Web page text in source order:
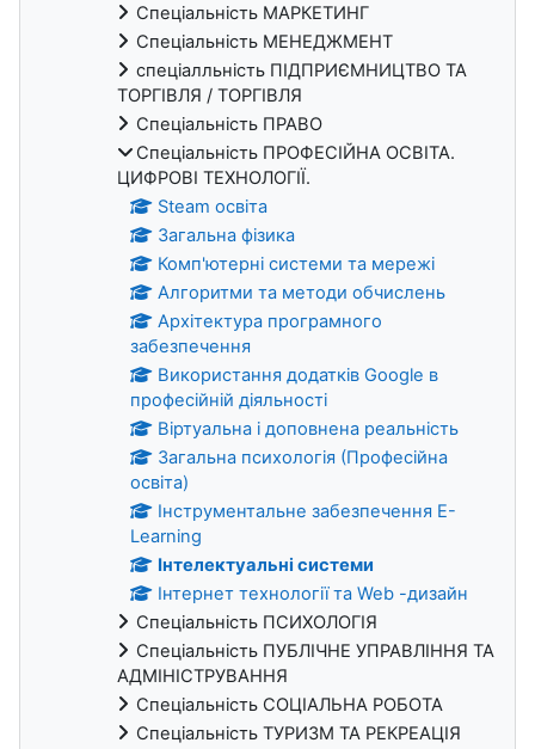
Спеціальність МАРКЕТИНГ
Спеціальність МЕНЕДЖМЕНТ
спеціалльність ПІДПРИЄМНИЦТВО ТА
ТОРГІВЛЯ / ТОРГІВЛЯ
Спеціальність ПРАВО
Спеціальність ПРОФЕСІЙНА ОСВІТА.
ЦИФРОВІ ТЕХНОЛОГІЇ.
Steam освіта
Загальна фізика
Комп'ютерні системи та мережі
Алгоритми та методи обчислень
Архітектура програмного
забезпечення
Використання додатків Google в
професійній діяльності
Віртуальна і доповнена реальність
Загальна психологія (Професійна
освіта)
Інструментальне забезпечення E-
Learning
Інтелектуальні системи
Інтернет технології та Web -дизайн
Спеціальність ПСИХОЛОГІЯ
Спеціальність ПУБЛІЧНЕ УПРАВЛІННЯ ТА
АДМІНІСТРУВАННЯ
Спеціальність СОЦІАЛЬНА РОБОТА
Спеціальність ТУРИЗМ ТА РЕКРЕАЦІЯ